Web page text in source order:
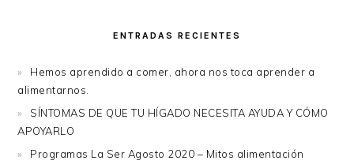
ENTRADAS RECIENTES
Hemos aprendido a comer, ahora nos toca aprender a
alimentarnos.
SÍNTOMAS DE QUE TU HÍGADO NECESITA AYUDA Y CÓMO
APOYARLO
Programas La Ser Agosto 2020 – Mitos alimentación